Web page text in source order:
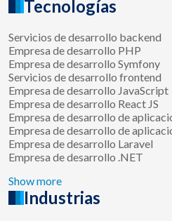
Tecnologías
Servicios de desarrollo backend
Empresa de desarrollo PHP
Empresa de desarrollo Symfony
Servicios de desarrollo frontend
Empresa de desarrollo JavaScript
Empresa de desarrollo React JS
Empresa de desarrollo de
Empresa de desarrollo de
Empresa de desarrollo Laravel
Empresa de desarrollo .NET
Show more
Industrias